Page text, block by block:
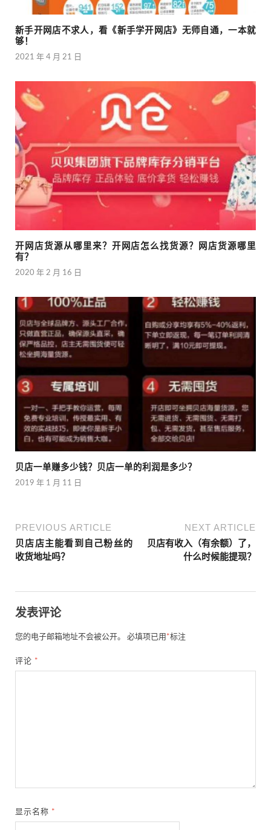
新手开网店不求人，看《新手学开网店》无师自通，一本就
够！
2021 年 4 月 21 日
开网店货源从哪里来？开网店怎么找货源？网店货源哪里
有？
2020 年 2 月 16 日
贝店一单赚多少钱？贝店一单的利润是多少？
2019 年 1 月 11 日
PREVIOUS ARTICLE
贝店店主能看到自己粉丝的
收货地址吗？
NEXT ARTICLE
贝店有收入（有余额）了，
什么时候能提现？
发表评论
您的电子邮箱地址不会被公开。 必填项已用 *标注
评论 *
显示名称 *